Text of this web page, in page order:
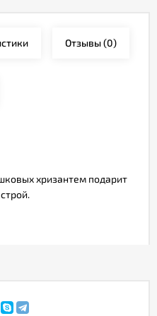
Отзывы(0)
хризантем подарит